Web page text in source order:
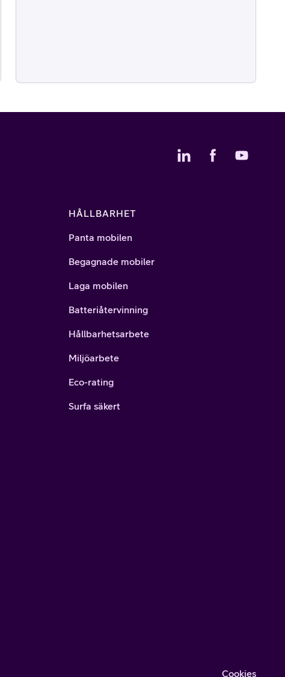
HÅLLBARHET
Panta mobilen
Begagnade mobiler
Laga mobilen
Batteriåtervinning
Hållbarhetsarbete
Miljöarbete
Eco-rating
Surfa säkert
Cookies